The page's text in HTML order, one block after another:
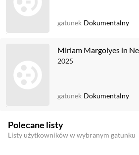
gatunek Dokumentalny
Miriam Margolyes in
2025
gatunek Dokumentalny
Polecane listy
Listy użytkowników w wybranym gatunku